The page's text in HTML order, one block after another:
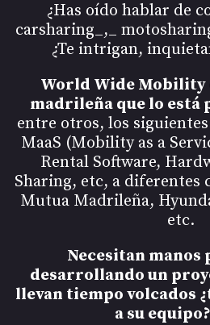
¿Has oído hablar de
carsharing_,_
¿Te intrigan,
World Wide Mobility
madrileña que lo está
entre otros, los
MaaS (Mobility as a
Rental Software,
Sharing, etc, a diferentes
Mutua Madrileña,
etc.
Necesitan manos
desarrollando un
llevan tiempo volcados
a su equipo?